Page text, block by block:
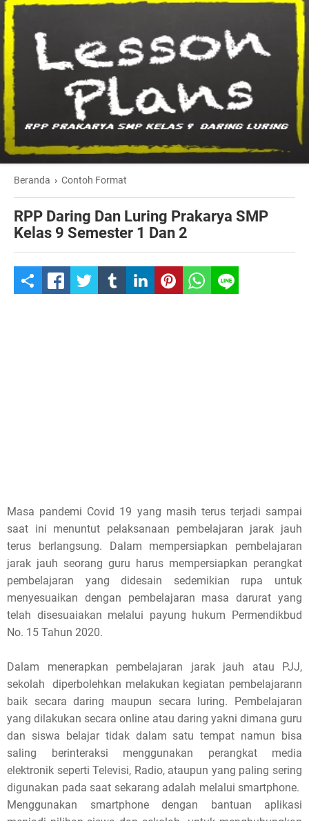
Beranda › Contoh Format
RPP Daring Dan Luring Prakarya SMP
Kelas 9 Semester 1 Dan 2
S
p
s
t
,
p
e
a
s
e
Masa pandemi Covid 19 yang masih terus terjadi sampai
saat ini menuntut pelaksanaan pembelajaran jarak jauh
terus berlangsung. Dalam mempersiapkan pembelajaran
jarak jauh seorang guru harus mempersiapkan perangkat
pembelajaran yang didesain sedemikian rupa untuk
menyesuaikan dengan pembelajaran masa darurat yang
telah disesuaiakan melalui payung hukum Permendikbud
No. 15 Tahun 2020.
Dalam menerapkan pembelajaran jarak jauh atau PJJ,
sekolah diperbolehkan melakukan kegiatan pembelajarann
baik secara daring maupun secara luring. Pembelajaran
yang dilakukan secara online atau daring yakni dimana guru
dan siswa belajar tidak dalam satu tempat namun bisa
saling berinteraksi menggunakan perangkat media
elektronik seperti Televisi, Radio, ataupun yang paling sering
digunakan pada saat sekarang adalah melalui smartphone.
Menggunakan smartphone dengan bantuan aplikasi